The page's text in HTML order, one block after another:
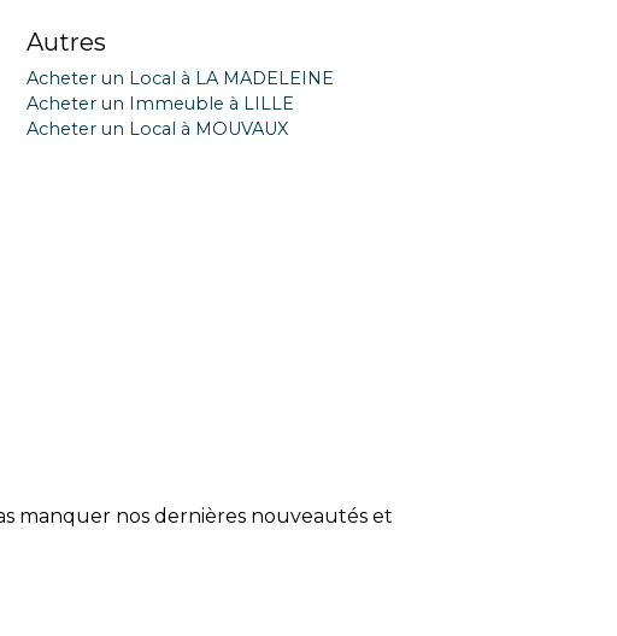
Autres
Acheter un Local à LA MADELEINE
Acheter un Immeuble à LILLE
Acheter un Local à MOUVAUX
manquer nos dernières nouveautés et